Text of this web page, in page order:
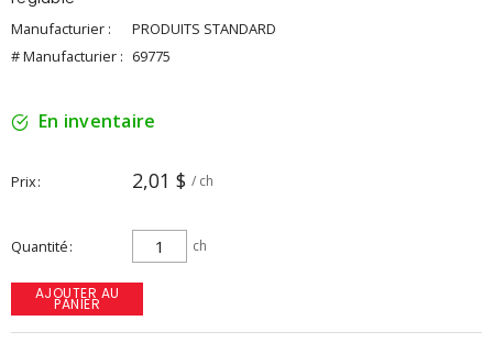
Manufacturier :
PRODUITS STANDARD
# Manufacturier : 69775
En inventaire
Prix 2,01 $ / ch
Quantité ch
AJOUTER AU
PANIER